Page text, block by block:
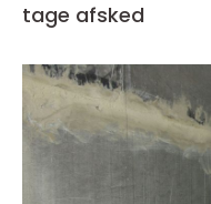
tage afsked